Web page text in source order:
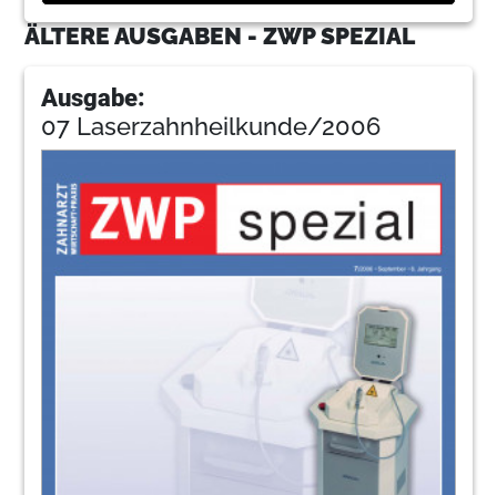
ÄLTERE AUSGABEN - ZWP SPEZIAL
Ausgabe:
07 Laserzahnheilkunde/2006